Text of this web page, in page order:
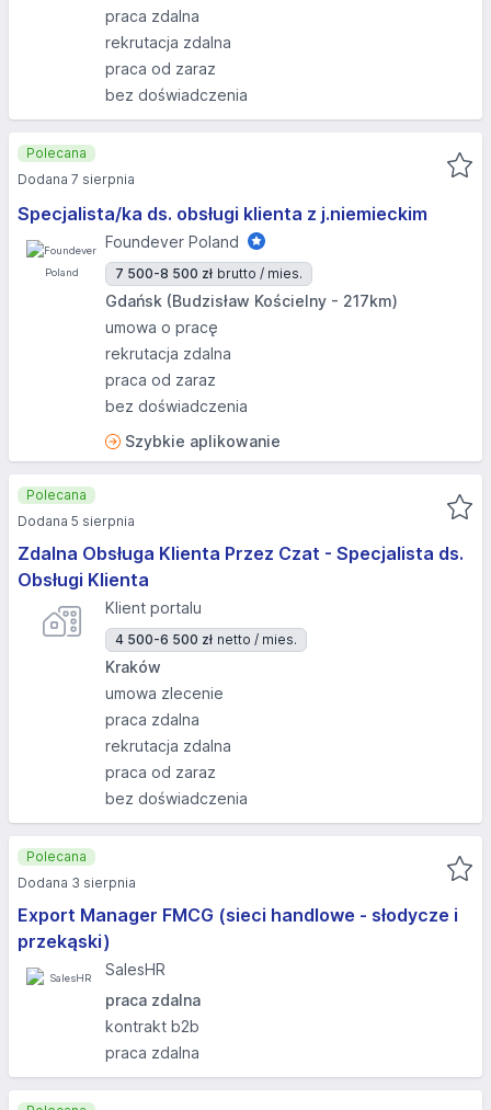
praca zdalna
rekrutacja zdalna
praca od zaraz
bez doświadczenia
Specjalista/ka ds. obsługi klienta z j.niemieckim
Foundever Poland
7 500-8 500 zł brutto / mies.
Gdańsk (Budzisław Kościelny - 217km)
umowa o pracę
rekrutacja zdalna
praca od zaraz
bez doświadczenia
Szybkie aplikowanie
Polecana
Dodana 7 sierpnia
Zdalna Obsługa Klienta Przez Czat - Specjalista ds.
Obsługi Klienta
Klient portalu
4 500-6 500 zł netto / mies.
Kraków
umowa zlecenie
praca zdalna
rekrutacja zdalna
praca od zaraz
bez doświadczenia
Polecana
Dodana 5 sierpnia
Export Manager FMCG (sieci handlowe - słodycze i
przekąski)
SalesHR
praca zdalna
kontrakt b2b
praca zdalna
Polecana
Dodana 3 sierpnia